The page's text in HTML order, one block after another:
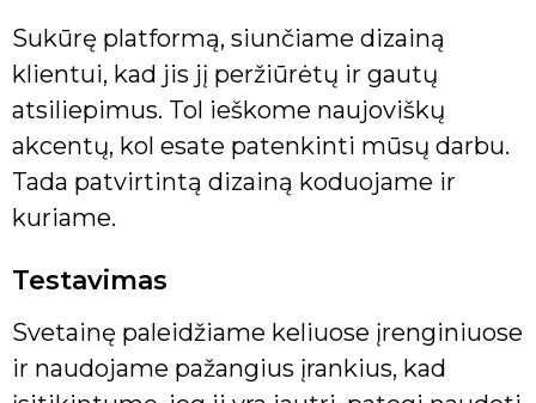
Sukūrę platformą, siunčiame dizainą
klientui, kad jis jį peržiūrėtų ir gautų
atsiliepimus. Tol ieškome naujoviškų
akcentų, kol esate patenkinti mūsų darbu.
Tada patvirtintą dizainą koduojame ir
kuriame.
Testavimas
Svetainę paleidžiame keliuose įrenginiuose
ir naudojame pažangius įrankius, kad